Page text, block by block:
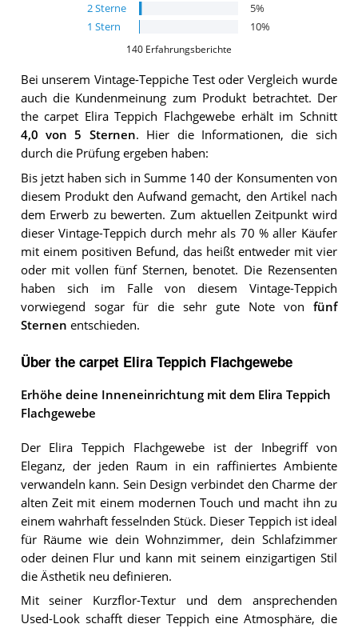
2Sterne 5%
1 Stern 10%
140 Erfahrungsberichte
Bei unseremVintage-Teppiche Test oder Vergleich wurde
auch die Kundenmeinung zum Produkt betrachtet. Der
the carpet Elira Teppich Flachgewebe erhält im Schnitt
4,0 von 5 Sternen. Hier die Informationen, die sich
durch die Prüfung ergeben haben:
Bis jetzt haben sich in Summe 140 der Konsumenten von
diesem Produkt den Aufwand gemacht, den Artikel nach
dem Erwerb zu bewerten. Zum aktuellen Zeitpunkt wird
dieser Vintage-Teppich durch mehr als 70 % aller Käufer
mit einem positiven Befund, das heißt entweder mit vier
oder mit vollen fünf Sternen, benotet. Die Rezensenten
haben sich im Falle von diesem Vintage-Teppich
vorwiegend sogar für die sehr gute Note von fünf
Sternen entschieden.
Über the carpet Elira Teppich Flachgewebe
Erhöhe deine Inneneinrichtung mit dem Elira Teppich
Flachgewebe
Der Elira Teppich Flachgewebe ist der Inbegriff von
Eleganz, der jeden Raum in ein raffiniertes Ambiente
verwandeln kann. Sein Design verbindet den Charme der
alten Zeit mit einem modernen Touch und macht ihn zu
einem wahrhaft fesselnden Stück. Dieser Teppich ist ideal
für Räume wie dein Wohnzimmer, dein Schlafzimmer
oder deinen Flur und kann mit seinem einzigartigen Stil
die Ästhetik neu definieren.
Mit seiner Kurzflor-Textur und dem ansprechenden
Used-Look schafft dieser Teppich eine Atmosphäre, die